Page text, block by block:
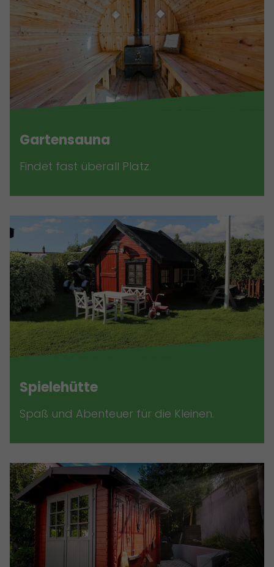
Gartensauna
Findet fast überall Platz.
Spielehütte
Spaß und Abenteuer für die Kleinen.